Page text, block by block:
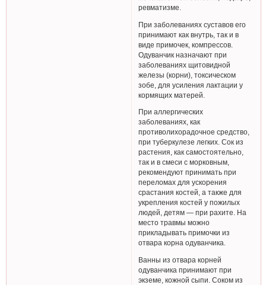
ревматизме.
При заболеваниях суставов его
принимают как внутрь, так и в
виде примочек, компрессов.
Одуванчик назначают при
заболеваниях щитовидной
железы (корни), токсическом
зобе, для усиления лактации у
кормящих матерей.
При аллергических
заболеваниях, как
противолихорадочное средство,
при туберкулезе легких. Сок из
растения, как самостоятельно,
так и в смеси с морковным,
рекомендуют принимать при
переломах для ускорения
срастания костей, а также для
укрепления костей у пожилых
людей, детям — при рахите. На
место травмы можно
прикладывать примочки из
отвара корна одуванчика.
Ванны из отвара корней
одуванчика принимают при
экземе, кожной сыпи. Соком из